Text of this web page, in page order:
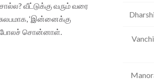
வீட்டுக்கு வரும் வரை
‘இன்னைக்கு
போலச் சொன்னாள்.